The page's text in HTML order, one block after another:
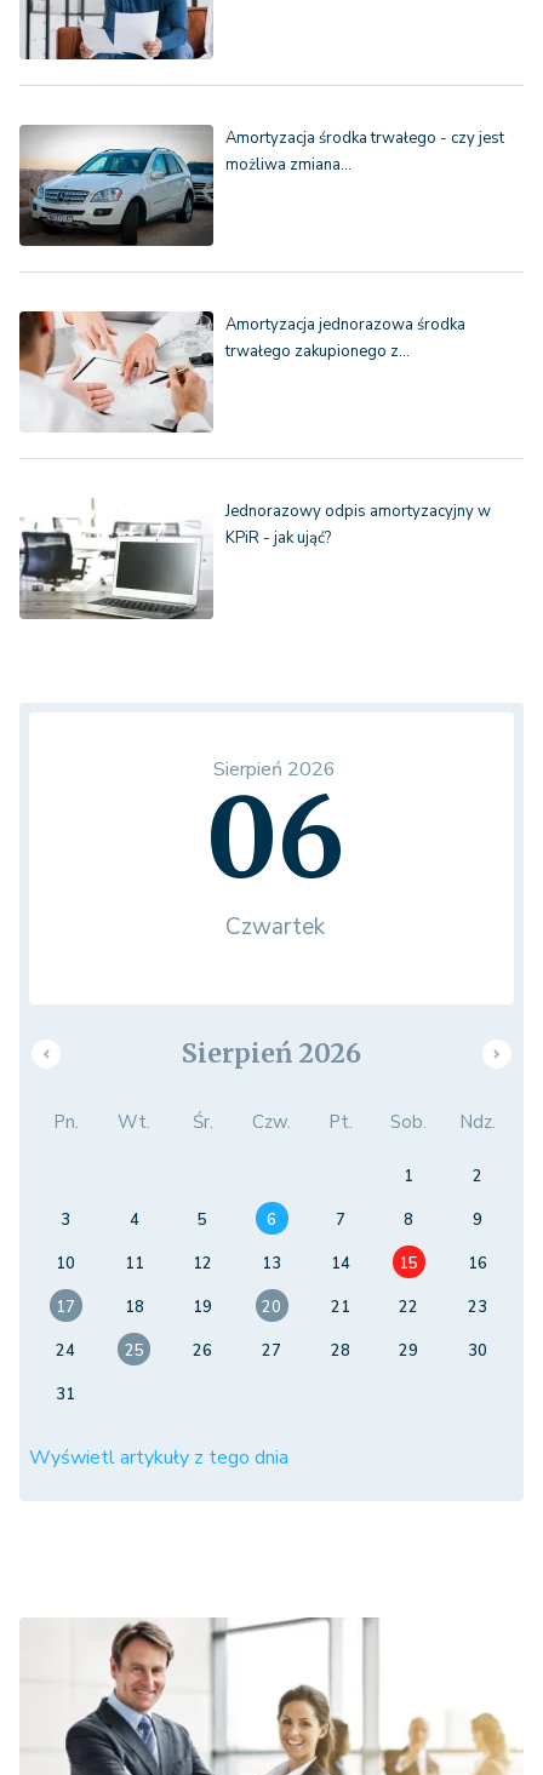
Amortyzacja środka trwałego - czy jest
możliwa zmiana…
Amortyzacja jednorazowa środka
trwałego zakupionego z…
Jednorazowy odpis amortyzacyjny w
KPiR - jak ująć?
Sierpień 2026
06
Czwartek
Sierpień 2026
Pn. Wt. Śr. Czw. Pt. Sob. Ndz.
1
2
3
4 5 6 7 8
9
10
11 12 13 14 15
16
17
18 19 20 21 22
23
24
25 26 27 28 29
30
31
Wyświetl artykuły z tego dnia